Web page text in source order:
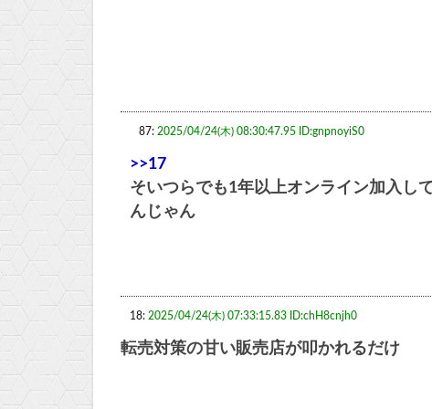
87: 2025/04/24(木) 08:30:47.95 ID:gnpnoyiS0
>>17
そいつらでも1年以上オンライン加入し
んじゃん
18: 2025/04/24(木) 07:33:15.83 ID:chH8cnjh0
転売対策の甘い販売店が叩かれるだけ